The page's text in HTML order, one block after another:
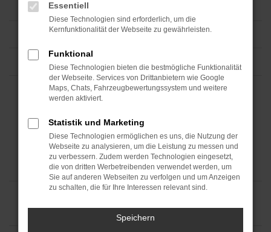
Essentiell
Diese Technologien sind erforderlich, um die
Kernfunktionalität der Webseite zu gewährleisten.
Funktional
Diese Technologien bieten die bestmögliche Funktionalität
der Webseite. Services von Drittanbietern wie Google
Maps, Chats, Fahrzeugbewertungssystem und weitere
werden aktiviert.
Statistik und Marketing
Diese Technologien ermöglichen es uns, die Nutzung der
Webseite zu analysieren, um die Leistung zu messen und
zu verbessern. Zudem werden Technologien eingesetzt,
die von dritten Werbetreibenden verwendet werden, um
Sie auf anderen Webseiten zu verfolgen und um Anzeigen
zu schalten, die für Ihre Interessen relevant sind.
Speichern